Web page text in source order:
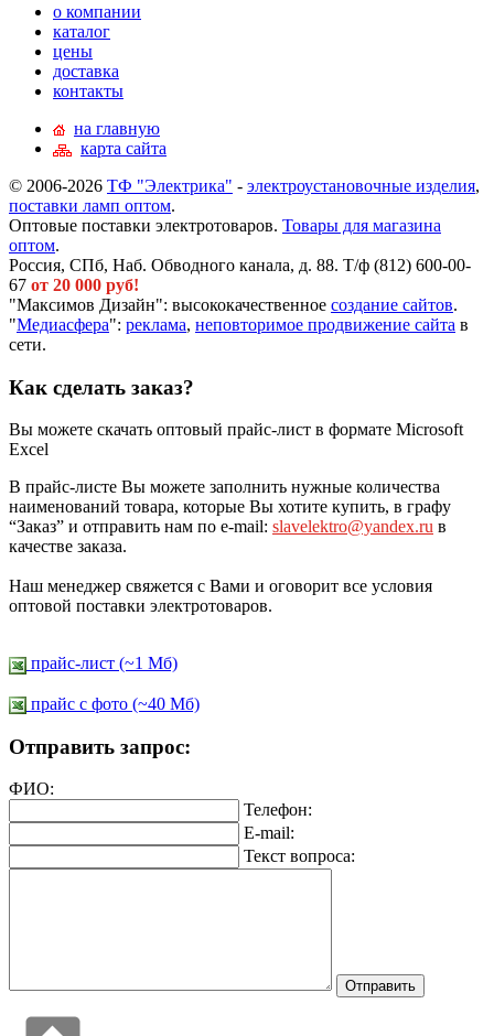
о компании
каталог
цены
доставка
контакты
на главную
карта сайта
© 2006-2026 ТФ "Электрика" - электроустановочные изделия,
поставки ламп оптом.
Оптовые поставки электротоваров. Товары для магазина
оптом.
Россия, СПб, Наб. Обводного канала, д. 88. Т/ф (812) 600-00-
67 от 20 000 руб!
"Максимов Дизайн": высококачественное создание сайтов.
"Медиасфера": реклама, неповторимое продвижение сайта в
сети.
Как сделать заказ?
Вы можете скачать оптовый прайс-лист в формате Microsoft
Excel
В прайс-листе Вы можете заполнить нужные количества
наименований товара, которые Вы хотите купить, в графу
“Заказ” и отправить нам по e-mail: slavelektro@yandex.ru в
качестве заказа.
Наш менеджер свяжется с Вами и оговорит все условия
оптовой поставки электротоваров.
прайс-лист (~1 Мб)
прайс c фото (~40 Мб)
Отправить запрос:
ФИО:
Телефон:
E-mail:
Текст вопроса: